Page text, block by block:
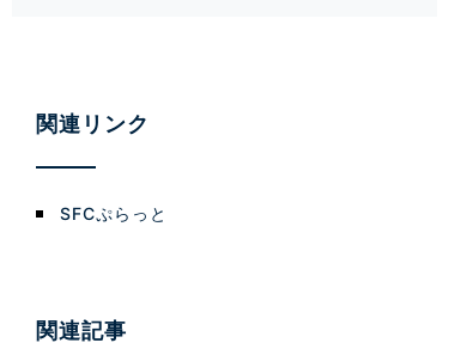
関連リンク
SFCぷらっと
関連記事